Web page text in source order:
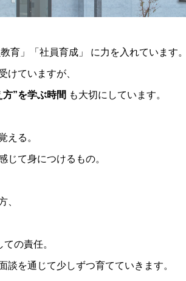
育」「社員育成」 に力を入れています。
けていますが、
方”を学ぶ時間 も大切にしています。
える。
じて身につけるもの。
、
の責任。
談を通じて少しずつ育てていきます。